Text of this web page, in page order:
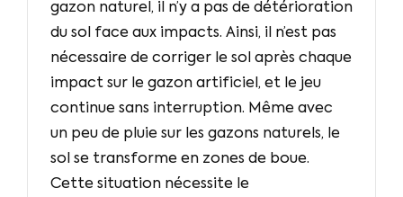
gazon naturel, il n’y a pas de détérioration
du sol face aux impacts. Ainsi, il n’est pas
nécessaire de corriger le sol après chaque
impact sur le gazon artificiel, et le jeu
continue sans interruption. Même avec
un peu de pluie sur les gazons naturels, le
sol se transforme en zones de boue.
Cette situation nécessite le